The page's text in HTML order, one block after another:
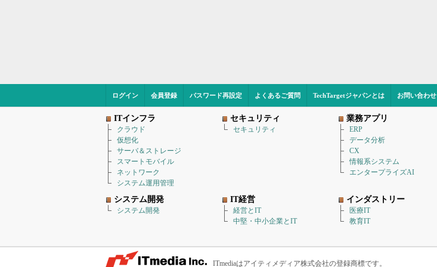
ログイン 会員登録 パスワード再設定 よくあるご質問 TechTargetジャパンとは お問い合わせ
ITインフラ
クラウド
仮想化
サーバ＆ストレージ
スマートモバイル
ネットワーク
システム運用管理
セキュリティ
セキュリティ
業務アプリ
ERP
データ分析
CX
情報系システム
エンタープライズAI
システム開発
システム開発
IT経営
経営とIT
中堅・中小企業とIT
インダストリー
医療IT
教育IT
ITmediaはアイティメディア株式会社の登録商標です。